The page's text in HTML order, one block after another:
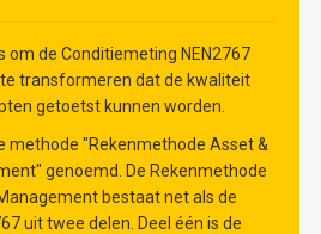
processen
om de Conditiemeting NEN2767
transformeren dat de kwaliteit
getoetst kunnen worden.
methode "Rekenmethode Asset &
genoemd. De Rekenmethode
bestaat net als de
uit twee delen. Deel één is de